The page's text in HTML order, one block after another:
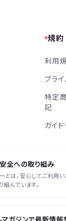
規約
利用
プラ
特定
記
ガイ
安全への取り組み
とは、安心してご利用
組んでいます。
マガジンで最新情報